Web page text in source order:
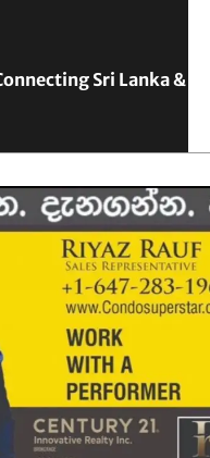
Sri Lanka &
Think